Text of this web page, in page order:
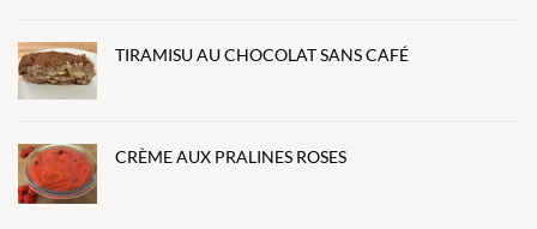
TIRAMISU AU CHOCOLAT SANS CAFÉ
CRÈME AUX PRALINES ROSES